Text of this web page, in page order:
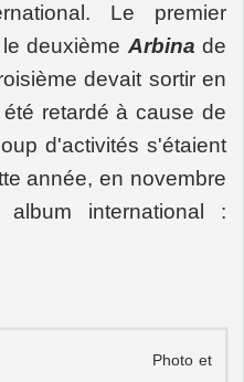
Le premier
deuxième Arbina de
devait sortir en
retardé à cause de
d'activités s'étaient
année, en novembre
international :
Photo et